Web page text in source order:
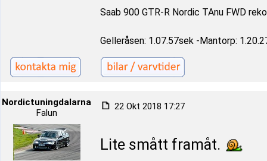
Saab 900 GTR-R Nordic TAnu FWD
Gelleråsen: 1.07.57sek -Mantorp:
Nordictuningdalarna
Falun
22 Okt 2018 17:27
Lite smått framåt.